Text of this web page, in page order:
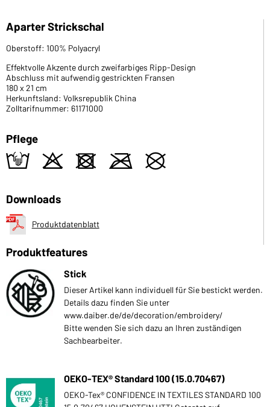
Aparter Strickschal
Oberstoff: 100% Polyacryl
Effektvolle Akzente durch zweifarbiges Ripp-Design
Abschluss mit aufwendig gestrickten Fransen
180 x 21 cm
Herkunftsland: Volksrepublik China
Zolltarifnummer: 61171000
Pflege
t o d m U
Downloads
Produktdatenblatt
Produktfeatures
Stick
Dieser Artikel kann individuell für Sie bestickt werden.
Details dazu finden Sie unter
www.daiber.de/de/decoration/embroidery/
Bitte wenden Sie sich dazu an Ihren zuständigen
Sachbearbeiter.
OEKO-TEX® Standard 100 (15.0.70467)
OEKO-Tex® CONFIDENCE IN TEXTILES STANDARD 100